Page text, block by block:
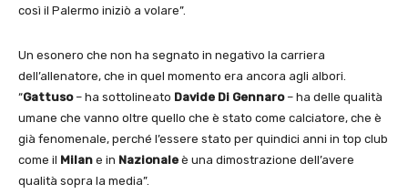
così il Palermo iniziò a volare”.
Un esonero che non ha segnato in negativo la carriera
dell’allenatore, che in quel momento era ancora agli albori.
“Gattuso– ha sottolineato Davide Di Gennaro– ha delle qualità
umane che vanno oltre quello che è stato come calciatore, che è
già fenomenale, perché l’essere stato per quindici anni in top club
come il Milan e in Nazionale è una dimostrazione dell’avere
qualità sopra la media”.